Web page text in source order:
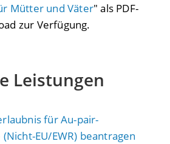
Mütter und Väter" als PDF-
zur Verfügung.
Leistungen
für Au-pair-
EU/EWR) beantragen